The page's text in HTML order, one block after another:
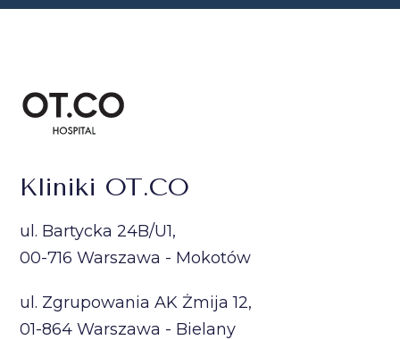
Kliniki OT.CO
ul. Bartycka 24B/U1,
00-716 Warszawa - Mokotów
ul. Zgrupowania AK Żmija 12,
01-864 Warszawa - Bielany